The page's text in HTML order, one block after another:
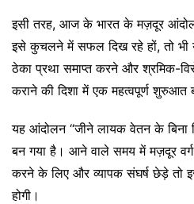
इसी तरह, आज के भारत के मज़दूर
इसे कुचलने में सफल दिख रहे हों, तो भी
ठेका प्रथा समाप्त करने और श्रमिक-
कराने की दिशा में एक महत्वपूर्ण शुरुआत
यह आंदोलन “जीने लायक वेतन के बिना
बन गया है। आने वाले समय में मज़दूर
करने के लिए और व्यापक संघर्ष छेड़े तो
होगी।